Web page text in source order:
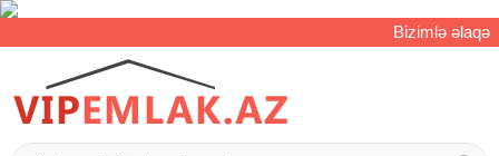
Bizimlə əlaqə